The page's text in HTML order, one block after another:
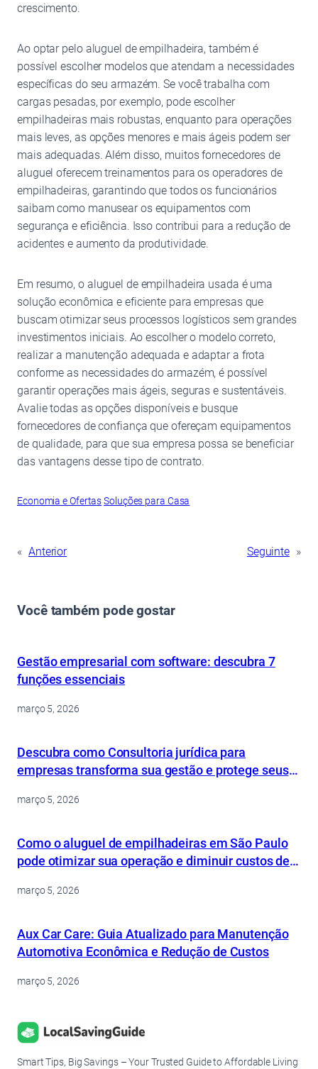
crescimento.
Ao optar pelo aluguel de empilhadeira, também é
possível escolher modelos que atendam a necessidades
específicas do seu armazém. Se você trabalha com
cargas pesadas, por exemplo, pode escolher
empilhadeiras mais robustas, enquanto para operações
mais leves, as opções menores e mais ágeis podem ser
mais adequadas. Além disso, muitos fornecedores de
aluguel oferecem treinamentos para os operadores de
empilhadeiras, garantindo que todos os funcionários
saibam como manusear os equipamentos com
segurança e eficiência. Isso contribui para a redução de
acidentes e aumento da produtividade.
Em resumo, o aluguel de empilhadeira usada é uma
solução econômica e eficiente para empresas que
buscam otimizar seus processos logísticos sem grandes
investimentos iniciais. Ao escolher o modelo correto,
realizar a manutenção adequada e adaptar a frota
conforme as necessidades do armazém, é possível
garantir operações mais ágeis, seguras e sustentáveis.
Avalie todas as opções disponíveis e busque
fornecedores de confiança que ofereçam equipamentos
de qualidade, para que sua empresa possa se beneficiar
das vantagens desse tipo de contrato.
Economia e OfertasSoluções para Casa
« Anterior Seguinte »
Você também pode gostar
Gestão empresarial com software: descubra 7
funções essenciais
março 5, 2026
Descubra como Consultoria jurídica para
empresas transforma sua gestão e protege seus
março 5, 2026
Como o aluguel de empilhadeiras em São Paulo
pode otimizar sua operação e diminuir custos de
março 5, 2026
Aux Car Care: Guia Atualizado para Manutenção
Automotiva Econômica e Redução de Custos
março 5, 2026
Smart Tips, Big Savings – Your Trusted Guide to Affordable Living